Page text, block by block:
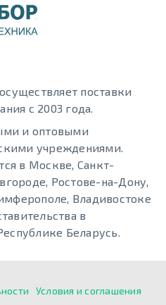
поставки
с 2003 года.
и оптовыми
учреждениями.
в Москве, Санкт-
Ростове-на-Дону,
Владивостоке
в
Беларусь.
Условия и соглашения